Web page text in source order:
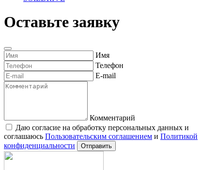
Оставьте заявку
Имя
Телефон
Комментарий
Даю согласие на обработку персональных данных и
соглашаюсьПользовательским соглашением
конфиденциальности